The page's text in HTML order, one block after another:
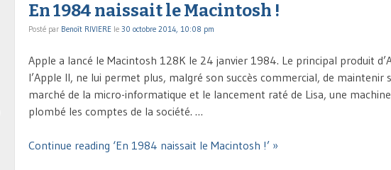
En 1984 naissait le Macintosh !
Posté par Benoît RIVIERE le 30 octobre 2014, 10:08 pm
Apple a lancé le Macintosh 128K le 24 janvier 1984. Le principal produit
l’Apple II, ne lui permet plus, malgré son succès commercial, de maintenir
marché de la micro-informatique et le lancement raté de Lisa, une
plombé les comptes de la société. …
Continue reading ‘En 1984 naissait le Macintosh !’ »